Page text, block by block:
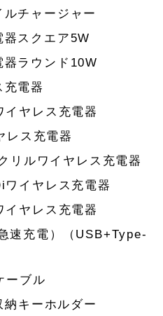
チャージャー
器スクエア5W
器ラウンド10W
充電器
ヤレス充電器
レス充電器
リルワイヤレス充電器
ワイヤレス充電器
イヤレス充電器
速充電）（USB+Type-
ーブル
キーホルダー